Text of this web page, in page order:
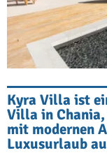
Kyra Villa ist
Villa in
mit modernen
Luxusurlaub